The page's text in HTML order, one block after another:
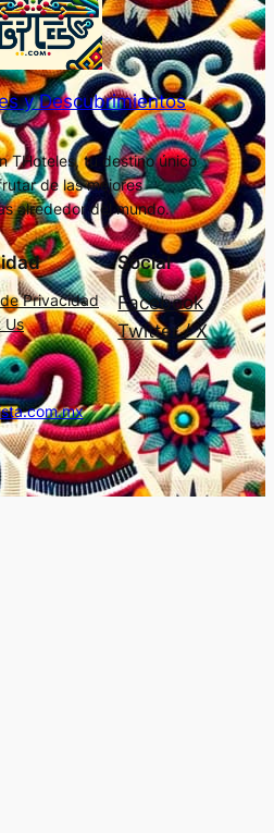
y Descubrimientos
THoteles, tu destino único
de las mejores
alrededor del mundo.
Privacidad
Us
Social
Facebook
Twitter / X